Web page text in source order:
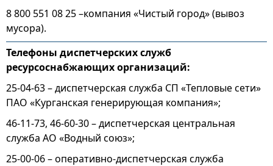
8 800 551 08 25 –компания «Чистый город» (вывоз
мусора).
Телефоны диспетчерских служб
ресурсоснабжающих организаций:
25-04-63 – диспетчерская служба СП «Тепловые сети»
ПАО «Курганская генерирующая компания»;
46-11-73, 46-60-30 – диспетчерская центральная
служба АО «Водный союз»;
25-00-06 – оперативно-диспетчерская служба